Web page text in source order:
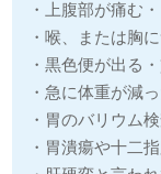
・上腹部が痛む
・喉、または胸
・黒色便が出る
・急に体重が減
・胃のバリウム
・胃潰瘍や十二